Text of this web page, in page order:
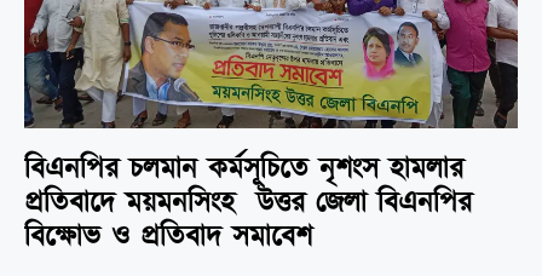
বিএনপির চলমান কর্মসূচিতে নৃশংস হামলার
প্রতিবাদে ময়মনসিংহ উত্তর জেলা বিএনপির
বিক্ষোভ ও প্রতিবাদ সমাবেশ